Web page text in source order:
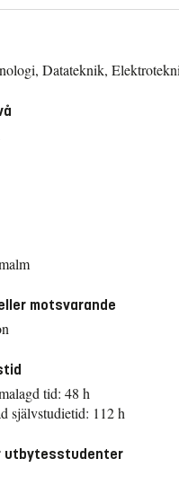
Datateknik,
motsvarande
tid: 48 h
självstudietid: 112 h
utbytesstudenter